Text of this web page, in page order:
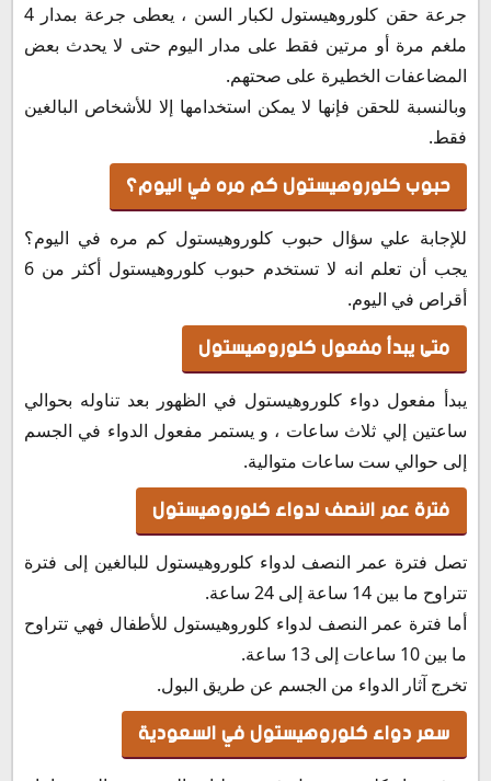
جرعة حقن كلوروهيستول لكبار السن ، يعطى جرعة بمدار 4
ملغم مرة أو مرتين فقط على مدار اليوم حتى لا يحدث بعض
المضاعفات الخطيرة على صحتهم.
وبالنسبة للحقن فإنها لا يمكن استخدامها إلا للأشخاص البالغين
فقط.
حبوب كلوروهيستول كم مره في اليوم؟
للإجابة علي سؤال حبوب كلوروهيستول كم مره في اليوم؟
يجب أن تعلم انه لا تستخدم حبوب كلوروهيستول أكثر من 6
أقراص في اليوم.
متى يبدأ مفعول كلوروهيستول
يبدأ مفعول دواء كلوروهيستول في الظهور بعد تناوله بحوالي
ساعتين إلي ثلاث ساعات ، و يستمر مفعول الدواء في الجسم
إلى حوالي ست ساعات متوالية.
فترة عمر النصف لدواء كلوروهيستول
تصل فترة عمر النصف لدواء كلوروهيستول للبالغين إلى فترة
تتراوح ما بين 14 ساعة إلى 24 ساعة.
أما فترة عمر النصف لدواء كلوروهيستول للأطفال فهي تتراوح
ما بين 10 ساعات إلى 13 ساعة.
تخرج آثار الدواء من الجسم عن طريق البول.
سعر دواء كلوروهيستول في السعودية